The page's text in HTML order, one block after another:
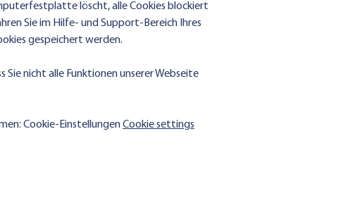
löscht, alle Cookies blockiert
Sie im Hilfe- und Support-Bereich Ihres
gespeichert werden.
Sie nicht alle Funktionen unserer Webseite
Cookie-EinstellungenCookie settings